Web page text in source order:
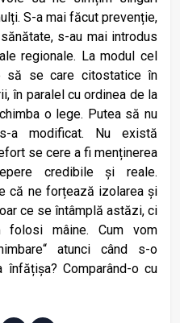
S-a mai făcut prevenție,
s-au mai introdus
regionale. La modul cel
să se care citostatice în
în paralel cu ordinea de la
o lege. Putea să nu
a modificat. Nu există
se cere a fi menținerea
credibile și reale.
că ne forțează izolarea și
ce se întâmplă astăzi, ci
mâine. Cum vom
atunci când s-o
Comparând-o cu